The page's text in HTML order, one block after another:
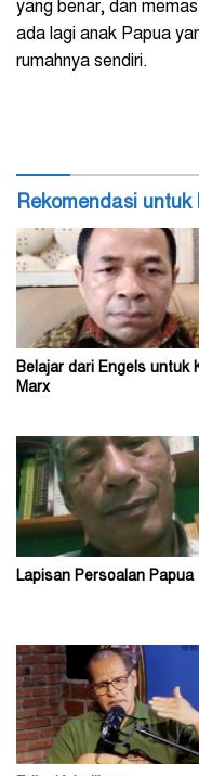
yang benar, dan
ada lagi anak Papua
rumahnya sendiri.
Rekomendasi untuk
Belajar dari Engels untuk
Marx
Lapisan Persoalan Papua